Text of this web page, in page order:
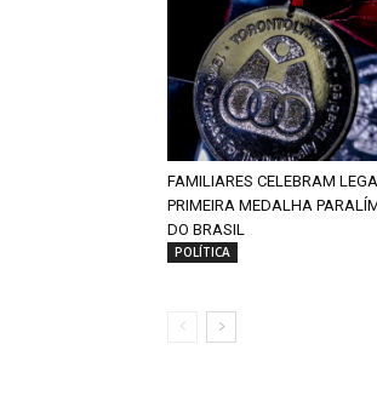
FAMILIARES CELEBRAM
PRIMEIRA MEDALHA
DO BRASIL
POLÍTICA